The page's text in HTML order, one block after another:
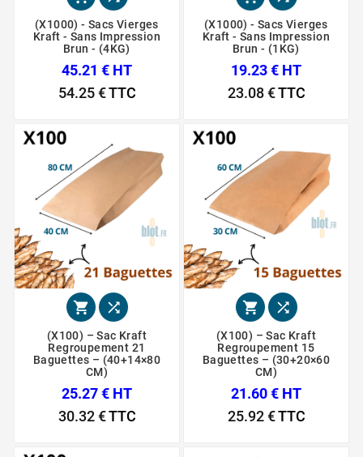
(X1000) - Sacs Vierges
Kraft - Sans Impression
Brun - (4KG)
45.21 € HT
54.25 €TTC
(X1000) - Sacs Vierges
Kraft - Sans Impression
Brun - (1KG)
19.23 € HT
23.08 €TTC
 
(X100) – Sac Kraft
Regroupement 21
Baguettes – (40+14×80
CM)
25.27 € HT
30.32 €TTC
 
(X100) – Sac Kraft
Regroupement 15
Baguettes – (30+20×60
CM)
21.60 € HT
25.92 €TTC